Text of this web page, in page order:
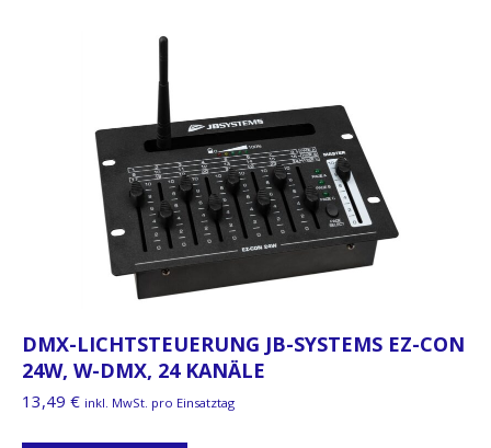
DMX-LICHTSTEUERUNG JB-SYSTEMS EZ-CON
24W, W-DMX, 24 KANÄLE
13,49 € inkl. MwSt. pro Einsatztag